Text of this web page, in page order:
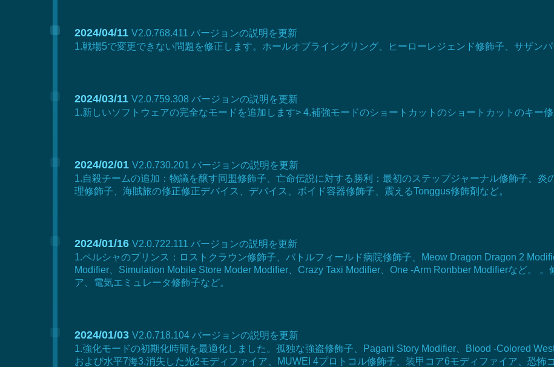
2024/04/11 V2.0.768.411 バージョンの説明を更新
1.戦場5で変更できない問題を修正します。ホールオブライングリング、ヒーローレジェンド修飾子、サザン
2024/03/11 V2.0.759.308 バージョンの説明を更新
1.新しいソフトウェアの完全なモードを追加します> 4.補強モードのショートカットのショートカットのキー
2024/02/01 V2.0.730.201 バージョンの説明を更新
1.自殺チームの追加：物議を醸す同盟修飾子、亡命伝説に対する勝利：最初のステップジャーナル修飾子、
理修飾子、海賊旅の修正修正デバイス、デバイス、ボイド容器修飾子、震えるTonggus修飾剤など。
2024/01/16 V2.0.722.111 バージョンの説明を更新
1.ペルシャのプリンス：ロストクラウン修飾子、バトルフィールド病院修飾子、Meow Dragon Dragon 2
Modifier、Simulation Mobile Store Moder Modifier、Crazy Taxi Modifier、One -Arm Ronbber Modifierなど。
ア、電気エミュレータ修飾子など。
2024/01/03 V2.0.718.104 バージョンの説明を更新
1.強化モードの初期化時間を最適化しました。孤独な強盗修飾子、Pagani Story Modifier、Blood -Colored
および水平7海3.消失した光2モディファイア、MUWEI 4プロトコル修飾子、装甲コア6モディファイア、恐怖